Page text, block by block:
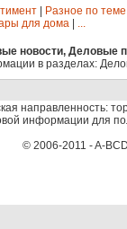
Разное по теме
для дома ...
новости, Деловые
в разделах:
направленность:
информации для
© 2006-2011 - A-